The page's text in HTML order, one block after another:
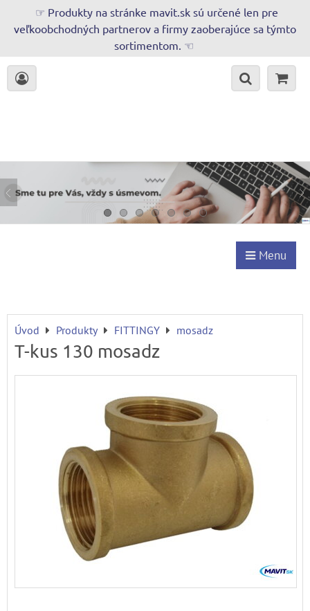
☞ Produkty na stránke mavit.sk sú určené len pre
veľkoobchodných partnerov a firmy zaoberajúce sa týmto
sortimentom. ☜
Menu
Úvod Produkty FITTINGY mosadz
T-kus 130 mosadz